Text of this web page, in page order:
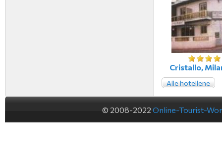
Cristallo,
Alle hotellene
© 2008-2022 Online-Tourist-